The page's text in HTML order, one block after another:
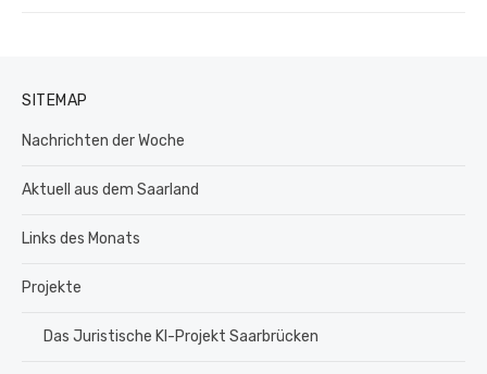
SITEMAP
Nachrichten der Woche
Aktuell aus dem Saarland
Links des Monats
Projekte
Das Juristische KI-Projekt Saarbrücken